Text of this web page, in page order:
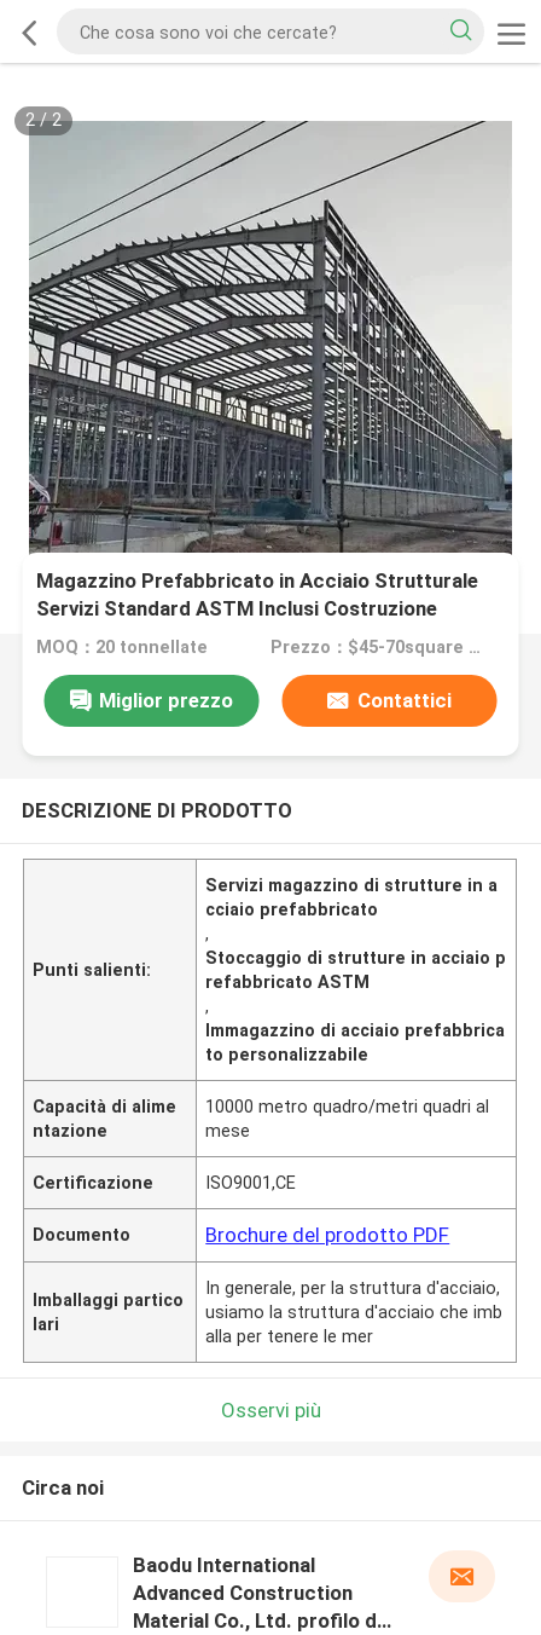
2/2
Magazzino Prefabbricato in Acciaio Strutturale
Servizi Standard ASTM Inclusi Costruzione
Personalizzabile
MOQ：20 tonnellate Prezzo：$45-70square meter
Miglior prezzo Contattici
DESCRIZIONE DI PRODOTTO
Punti salienti:
Servizi magazzino di strutture in a
cciaio prefabbricato
,
Stoccaggio di strutture in acciaio p
refabbricato ASTM
,
Immagazzino di acciaio prefabbrica
to personalizzabile
Capacità di alime
ntazione
10000 metro quadro/metri quadri al
mese
Certificazione ISO9001,CE
Documento Brochure del prodotto PDF
Imballaggi partico
lari
In generale, per la struttura d'acciaio,
usiamo la struttura d'acciaio che imb
alla per tenere le mer
Osservi più
Circa noi
Baodu International
Advanced Construction
Material Co., Ltd. profilo del